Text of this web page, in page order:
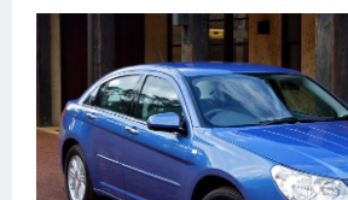
Инфинити
ЛУАЗ
Фиат
Ситроен
Субару